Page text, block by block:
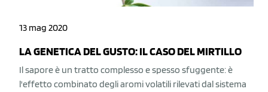
13 mag 2020
LA GENETICA DEL GUSTO: IL CASO DEL MIRTILLO
Il sapore è un tratto complesso e spesso sfuggente: è
l'effetto combinato degli aromi volatili rilevati dal sistema